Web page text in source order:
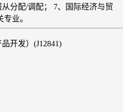
分配/调配； 7、国际经济与贸
业。
开发）(J12841)